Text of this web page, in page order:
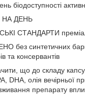
біодоступності
НА ДЕНЬ
СТАНДАРТИ
без синтетичних
та консервантів
що до складу
DHA, олія вечірньої
препарату